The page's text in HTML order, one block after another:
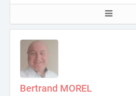
Bertrand MOREL